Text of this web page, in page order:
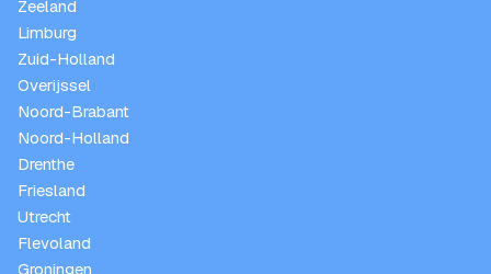
Zeeland
Limburg
Zuid-Holland
Overijssel
Noord-Brabant
Noord-Holland
Drenthe
Friesland
Utrecht
Flevoland
Groningen